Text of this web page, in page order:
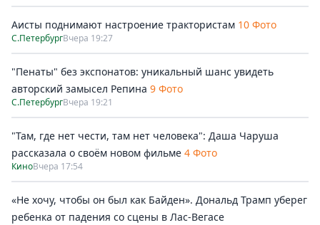
Аисты поднимают настроение трактористам 10 Фото
С.ПетербургВчера 19:27
"Пенаты" без экспонатов: уникальный шанс увидеть
авторский замысел Репина 9 Фото
С.ПетербургВчера 19:21
"Там, где нет чести, там нет человека": Даша Чаруша
рассказала о своём новом фильме 4 Фото
КиноВчера 17:54
«Не хочу, чтобы он был как Байден». Дональд Трамп уберег
ребенка от падения со сцены в Лас-Вегасе